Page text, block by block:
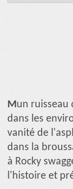
Mun ruisseau
dans les
vanité de
dans la
à Rocky
l'histoire et